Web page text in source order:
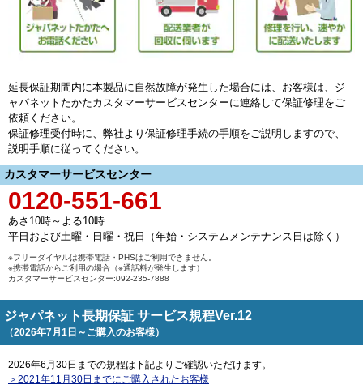
延長保証期間内に本製品に自然故障が発生した場合には、お客様は、ジ
ャパネットたかたカスタマーサービスセンターに連絡して保証修理をご
依頼ください。
保証修理受付時に、弊社より保証修理手続の手順をご説明しますので、
説明手順に従ってください。
カスタマーサービスセンター
0120-551-661
あさ10時～よる10時
平日および土曜・日曜・祝日（年始・システムメンテナンス日は除く）
※フリーダイヤルは携帯電話・PHSはご利用できません。
※携帯電話からご利用の場合（※通話料が発生します）
カスタマーサービスセンター:092-235-7888
ジャパネット長期保証 サービス規程Ver.12
（2026年7月1日～ご購入のお客様）
2026年6月30日までの規程は下記よりご確認いただけます。
＞2021年11月30日までにご購入されたお客様